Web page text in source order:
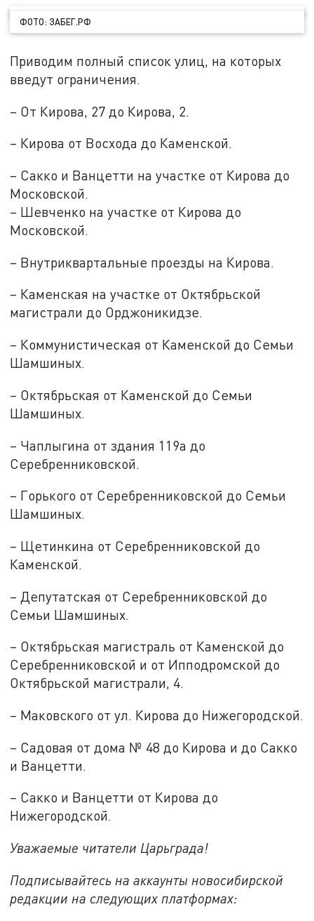
ФОТО: ЗАБЕГ.РФ
Приводим полный список улиц, на которых
введут ограничения.
– От Кирова, 27 до Кирова, 2.
– Кирова от Восхода до Каменской.
– Сакко и Ванцетти на участке от Кирова до
Московской.
– Шевченко на участке от Кирова до
Московской.
– Внутриквартальные проезды на Кирова.
– Каменская на участке от Октябрьской
магистрали до Орджоникидзе.
– Коммунистическая от Каменской до Семьи
Шамшиных.
– Октябрьская от Каменской до Семьи
Шамшиных.
– Чаплыгина от здания 119а до
Серебренниковской.
– Горького от Серебренниковской до Семьи
Шамшиных.
– Щетинкина от Серебренниковской до
Каменской.
– Депутатская от Серебренниковской до
Семьи Шамшиных.
– Октябрьская магистраль от Каменской до
Серебренниковской и от Ипподромской до
Октябрьской магистрали, 4.
– Маковского от ул. Кирова до Нижегородской.
– Садовая от дома № 48 до Кирова и до Сакко
и Ванцетти.
– Сакко и Ванцетти от Кирова до
Нижегородской.
Уважаемые читатели Царьграда!
Подписывайтесь на аккаунты новосибирской
редакции на следующих платформах: